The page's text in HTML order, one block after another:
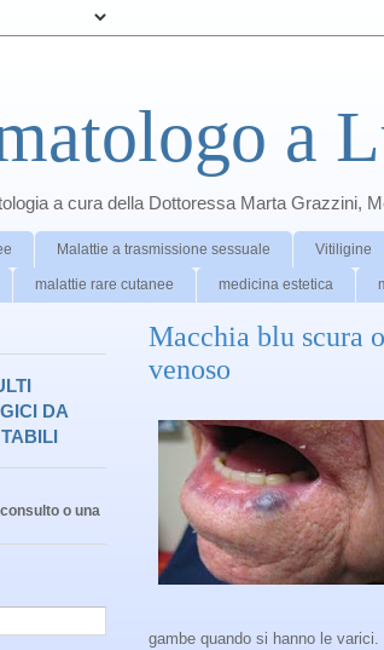
a
a cura della Dottoressa Marta Grazzini,
Malattie a trasmissione sessuale Vitiligine
malattie rare cutanee medicina estetica
Macchia blu scura
venoso
gambe quando si hanno le varici.
DA
o una